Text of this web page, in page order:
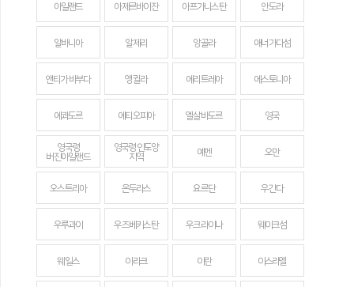
아일랜드 아제르바이잔 아프가니스탄 안도라
알바니아 알제리 앙골라 애너가다섬
앤티가 바부다 앵귈라 에리트레아 에스토니아
에콰도르 에티오피아 엘살바도르 영국
영국령
버진아일랜드
영국령 인도양
지역
예멘 오만
오스트리아 온두라스 요르단 우간다
우루과이 우즈베키스탄 우크라이나 웨이크섬
웨일스 이라크 이란 이스라엘